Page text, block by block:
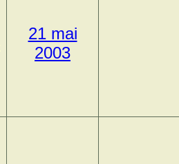
21 mai
2003